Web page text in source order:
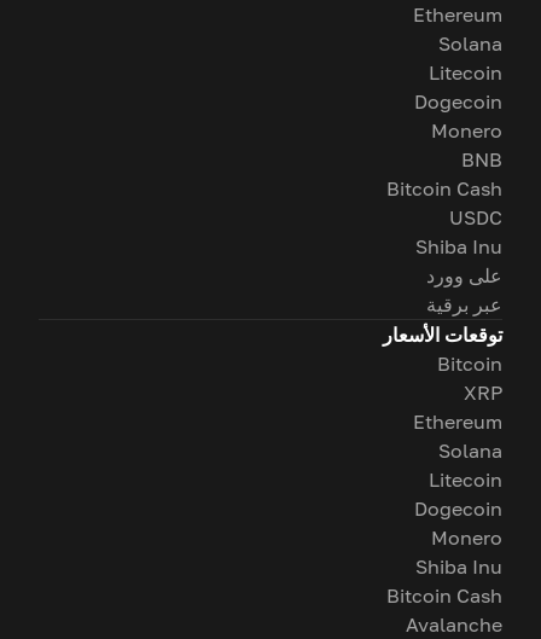
Ethereum
Solana
Litecoin
Dogecoin
Monero
BNB
Bitcoin Cash
USDC
Shiba Inu
على وورد
عبر برقية
توقعات الأسعار
Bitcoin
XRP
Ethereum
Solana
Litecoin
Dogecoin
Monero
Shiba Inu
Bitcoin Cash
Avalanche